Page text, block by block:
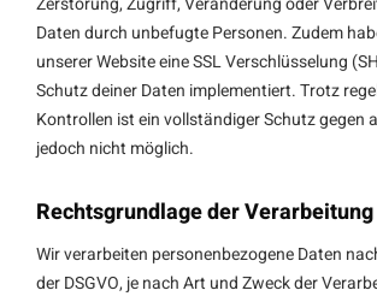
Daten durch unbefugte Personen. Zudem
unserer Website eine SSL Verschlüsselung
Schutz deiner Daten implementiert. Trotz
Kontrollen ist ein vollständiger Schutz gegen
jedoch nicht möglich.
Rechtsgrundlage der Verarbeitung
Wir verarbeiten personenbezogene Daten
der DSGVO, je nach Art und Zweck der